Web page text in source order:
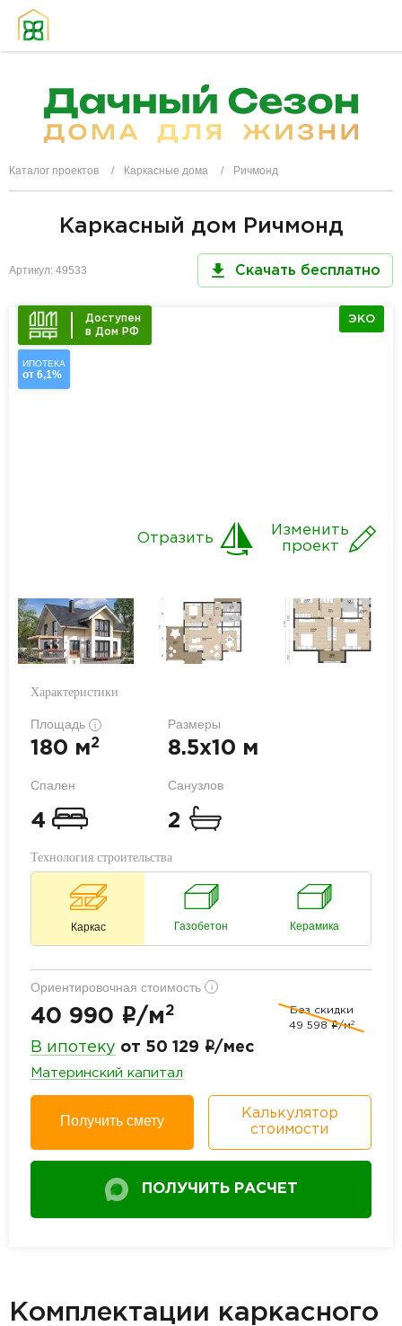
Каталог проектов Каркасные дома Ричмонд
Каркасный дом Ричмонд
Артикул: 49533 Скачать бесплатно
Доступен
в Дом РФ
ИПОТЕКА
от 6,1%
ЭКО
Изменить
проект
Отразить
Характеристики
Площадь i
180 м2
Размеры
8.5x10 м
Спален
4
Санузлов
2
Технология строительства
Каркас Газобетон Керамика
Ориентировочная стоимость i
40 990 i/м 2
Без скидки
49 598 i/м2
В ипотеку от 50 129 i/мес
Материнский капитал
Получить смету
Калькулятор
стоимости
ПОЛУЧИТЬ РАСЧЕТ
Комплектации каркасного